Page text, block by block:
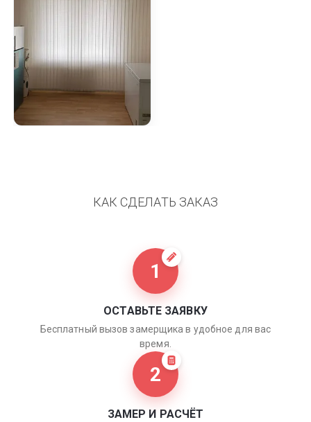
КАК СДЕЛАТЬ ЗАКАЗ
1
ОСТАВЬТЕ ЗАЯВКУ
Бесплатный вызов замерщика в удобное для вас
время.
2
ЗАМЕР И РАСЧЁТ